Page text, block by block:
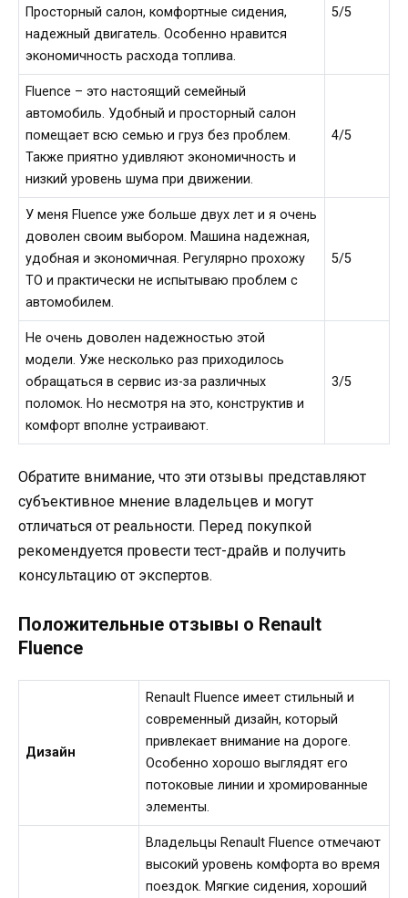
Просторный салон, комфортные сидения,
надежный двигатель. Особенно нравится
экономичность расхода топлива.
5/5
Fluence – это настоящий семейный
автомобиль. Удобный и просторный салон
помещает всю семью и груз без проблем.
Также приятно удивляют экономичность и
низкий уровень шума при движении.
4/5
У меня Fluence уже больше двух лет и я очень
доволен своим выбором. Машина надежная,
удобная и экономичная. Регулярно прохожу
ТО и практически не испытываю проблем с
автомобилем.
5/5
Не очень доволен надежностью этой
модели. Уже несколько раз приходилось
обращаться в сервис из-за различных
поломок. Но несмотря на это, конструктив и
комфорт вполне устраивают.
3/5
Обратите внимание, что эти отзывы представляют
субъективное мнение владельцев и могут
отличаться от реальности. Перед покупкой
рекомендуется провести тест-драйв и получить
консультацию от экспертов.
Положительные отзывы о Renault
Fluence
Дизайн
Renault Fluence имеет стильный и
современный дизайн, который
привлекает внимание на дороге.
Особенно хорошо выглядят его
потоковые линии и хромированные
элементы.
Владельцы Renault Fluence отмечают
высокий уровень комфорта во время
поездок. Мягкие сидения, хороший